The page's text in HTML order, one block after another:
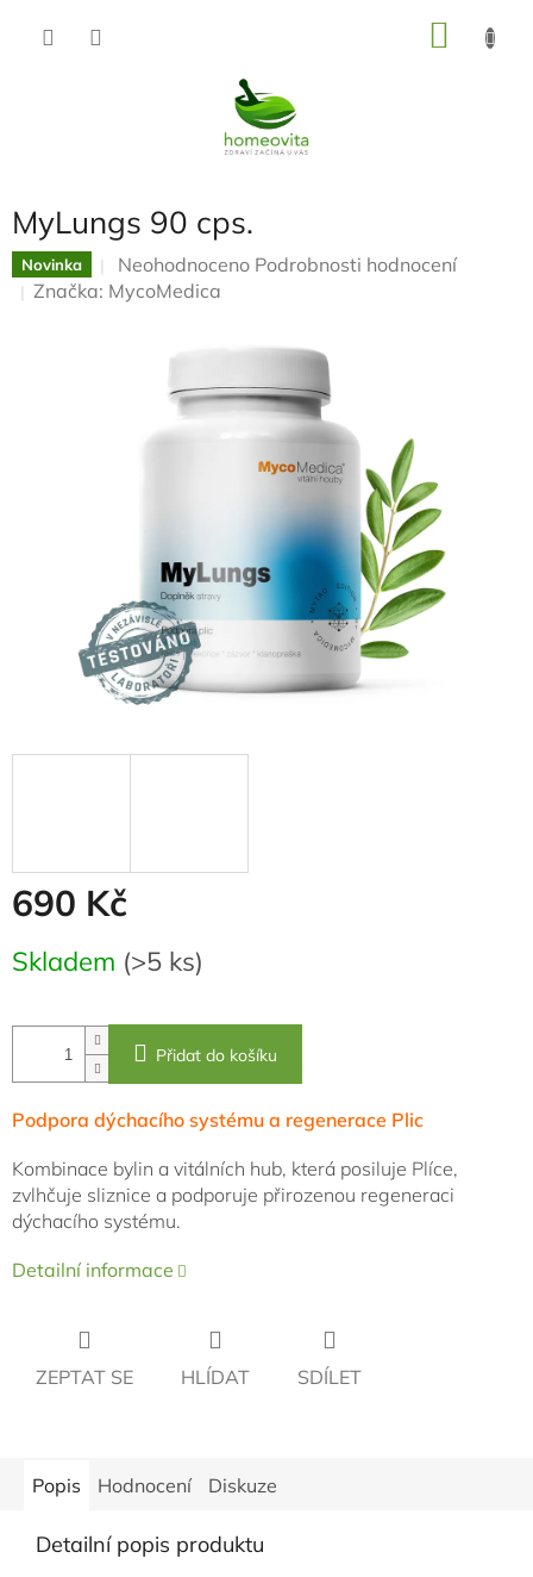
MyLungs 90 cps.
Novinka
Průměrné
hodnocení
Neohodnoceno Podrobnosti hodnocení
Značka: MycoMedica
690 Kč
Měrná
cena:
Skladem (>5 ks)
Přidat do košíku
Podpora dýchacího systému a regenerace Plic
Kombinace bylin a vitálních hub, která posiluje Plíce,
zvlhčuje sliznice a podporuje přirozenou regeneraci
dýchacího systému.
Detailní informace
ZEPTAT SE HLÍDAT SDÍLET
Popis Hodnocení Diskuze
Detailní popis produktu